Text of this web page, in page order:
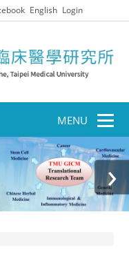
English Login
MENU
›